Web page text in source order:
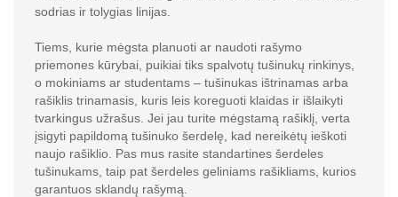
sodrias ir tolygias linijas.
Tiems, kurie mėgsta planuoti ar naudoti rašymo
priemones kūrybai, puikiai tiks spalvotų tušinukų rinkinys,
o mokiniams ar studentams – tušinukas ištrinamas arba
rašiklis trinamasis, kuris leis koreguoti klaidas ir išlaikyti
tvarkingus užrašus. Jei jau turite mėgstamą rašiklį, verta
įsigyti papildomą tušinuko šerdelę, kad nereikėtų ieškoti
naujo rašiklio. Pas mus rasite standartines šerdeles
tušinukams, taip pat šerdeles geliniams rašikliams, kurios
garantuos sklandų rašymą.